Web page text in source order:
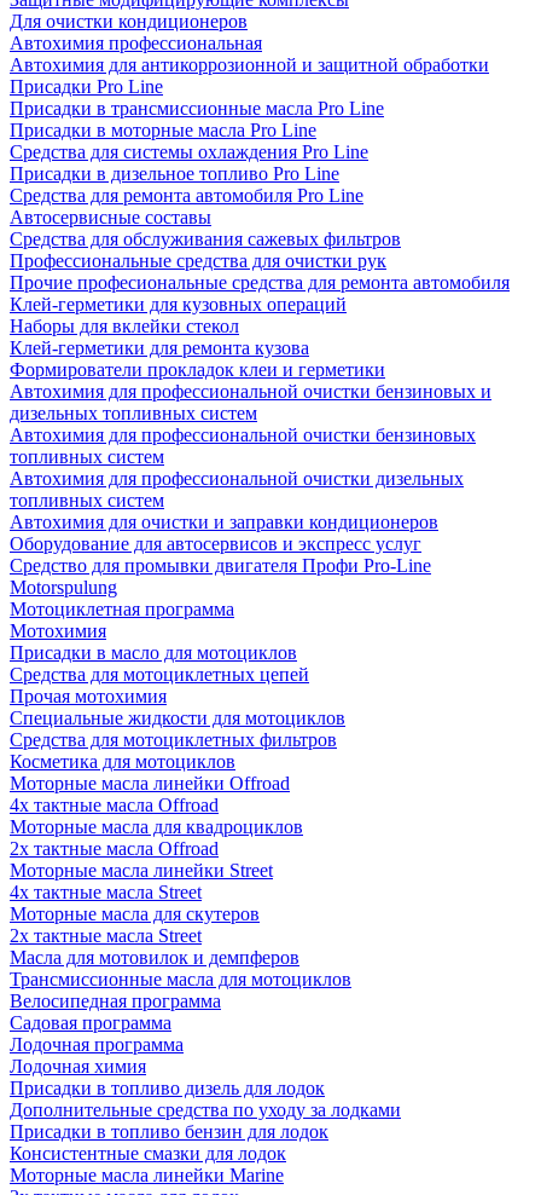
Для очистки кондиционеров
Автохимия профессиональная
Автохимия для антикоррозионной и защитной обработки
Присадки Pro Line
Присадки в трансмиссионные масла Pro Line
Присадки в моторные масла Pro Line
Средства для системы охлаждения Pro Line
Присадки в дизельное топливо Pro Line
Средства для ремонта автомобиля Pro Line
Автосервисные составы
Средства для обслуживания сажевых фильтров
Профессиональные средства для очистки рук
Прочие професиональные средства для ремонта автомобиля
Клей-герметики для кузовных операций
Наборы для вклейки стекол
Клей-герметики для ремонта кузова
Формирователи прокладок клеи и герметики
Автохимия для профессиональной очистки бензиновых и
дизельных топливных систем
Автохимия для профессиональной очистки бензиновых
топливных систем
Автохимия для профессиональной очистки дизельных
топливных систем
Автохимия для очистки и заправки кондиционеров
Оборудование для автосервисов и экспресс услуг
Средство для промывки двигателя Профи Pro-Line
Motorspulung
Мотоциклетная программа
Мотохимия
Присадки в масло для мотоциклов
Средства для мотоциклетных цепей
Прочая мотохимия
Специальные жидкости для мотоциклов
Средства для мотоциклетных фильтров
Косметика для мотоциклов
Моторные масла линейки Offroad
4х тактные масла Offroad
Моторные масла для квадроциклов
2х тактные масла Offroad
Моторные масла линейки Street
4х тактные масла Street
Моторные масла для скутеров
2х тактные масла Street
Масла для мотовилок и демпферов
Трансмиссионные масла для мотоциклов
Велосипедная программа
Садовая программа
Лодочная программа
Лодочная химия
Присадки в топливо дизель для лодок
Дополнительные средства по уходу за лодками
Присадки в топливо бензин для лодок
Консистентные смазки для лодок
Моторные масла линейки Marine